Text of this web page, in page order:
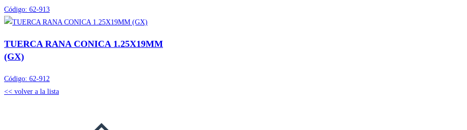
Código: 62-913
TUERCA RANA CONICA 1.25X19MM
(GX)
Código: 62-912
<< volver a la lista